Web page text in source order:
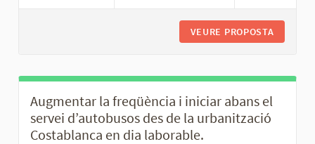
VEURE PROPOSTA
Augmentar la freqüència i iniciar abans el
servei d’autobusos des de la urbanització
Costablanca en dia laborable.